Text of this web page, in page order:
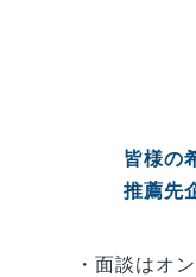
皆様の
推薦先
・面談はオ